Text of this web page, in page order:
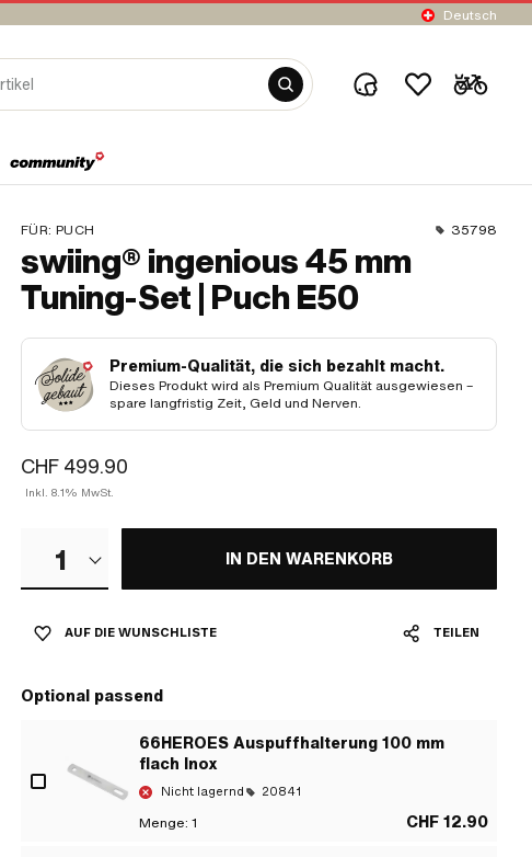
Deutsch
FÜR: PUCH 35798
swiing® ingenious 45 mm
Tuning-Set | Puch E50
Premium-Qualität, die sich bezahlt macht.
Dieses Produkt wird als Premium Qualität ausgewiesen –
spare langfristig Zeit, Geld und Nerven.
CHF 499.90
Inkl. 8.1% MwSt.
1 IN DEN WARENKORB
AUF DIE WUNSCHLISTE TEILEN
Optional passend
66HEROES Auspuffhalterung 100 mm
flach Inox
Nicht lagernd 20841
Menge: 1 CHF 12.90